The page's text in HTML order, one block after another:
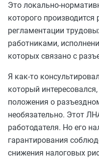
Это локально-
которого
регламентации
работниками,
которых связано с
Я как-то
который
положения о
необязательно. Этот
работодателя. Но его
гарантирования
снижения налоговых